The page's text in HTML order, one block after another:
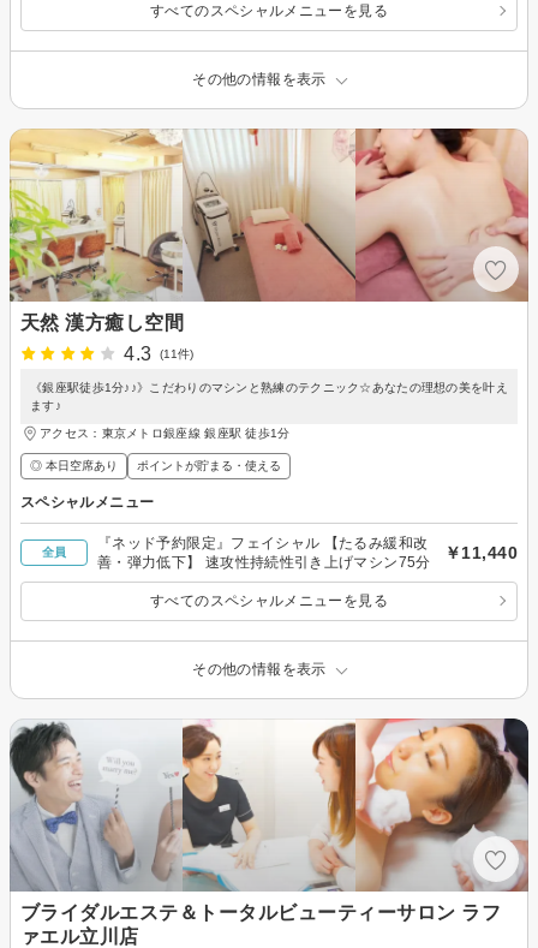
すべてのスペシャルメニューを見る
その他の情報を表示
天然 漢方癒し空間
4.3
(11件)
《銀座駅徒歩1分♪♪》こだわりのマシンと熟練のテクニック☆あなたの理想の美を叶え
ます♪
アクセス：東京メトロ銀座線 銀座駅 徒歩1分
◎ 本日空席あり ポイントが貯まる・使える
スペシャルメニュー
全員
『ネッド予約限定』フェイシャル 【たるみ緩和改
善・弾力低下】 速攻性持続性引き上げマシン75分
￥11,440
すべてのスペシャルメニューを見る
その他の情報を表示
ブライダルエステ＆トータルビューティーサロン ラフ
ァエル立川店